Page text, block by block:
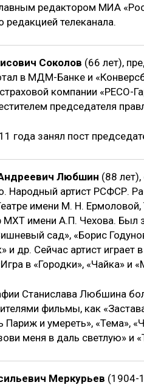
редактором МИА
редакцией телеканала.
Соколов (66 лет),
в МДМ-Банке и
компании «РЕСО-
председателя
года занял пост
Любшин (88 лет),
Народный артист РСФСР.
имени М. Н.
МХТ имени А.П. Чехова. Был
сад», «Борис
и др. Сейчас артист играет
в «Городки», «Чайка» и
Станислава Любшина
фильмы, как
Париж и умереть», «Тема»,
меня в даль светлую» и
Меркурьев (1904-